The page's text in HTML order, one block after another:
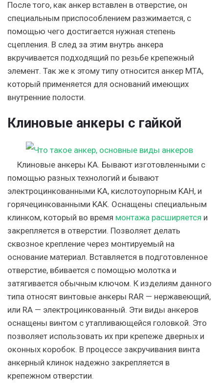
После того, как анкер вставлен в отверстие, он
специальным приспособлением разжимается, с
помощью чего достигается нужная степень
сцепления. В след за этим внутрь анкера
вкручивается подходящий по резьбе крепежный
элемент. Так же к этому типу относится анкер MTA,
который применяется для оснований имеющих
внутренние полости.
Клиновые анкеры с гайкой
Клиновые анкеры KA. Бывают изготовленными с
помощью разных технологий и бывают
электроцинкованными KA, кислотоупорным KAH, и
горячецинкованными KAK. Оснащены специальным
клинком, который во время монтажа расширяется и
закрепляется в отверстии. Позволяет делать
сквозное крепление через монтируемый на
основание материал. Вставляется в подготовленное
отверстие, вбивается с помощью молотка и
затягивается обычным ключом. К изделиям данного
типа относят винтовые анкеры RAR — нержавеющий,
или RA — электроцинкованный. Эти виды анкеров
оснащены винтом с утапливающейся головкой. Это
позволяет использовать их при крепеже дверных и
оконных коробок. В процессе закручивания винта
анкерный клинок надежно закрепляется в
крепежном отверстии.